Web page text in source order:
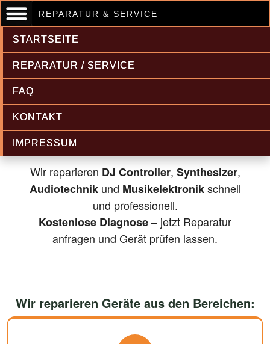
REPARATUR & SERVICE
STARTSEITE
REPARATUR / SERVICE
FAQ
KONTAKT
IMPRESSUM
Musikelektronik & Audiotechnik
Reparatur
Wir reparieren DJ Controller, Synthesizer,
Audiotechnikund Musikelektronikschnell
und professionell.
Kostenlose Diagnose– jetzt Reparatur
anfragen und Gerät prüfen lassen.
Wir reparieren Geräte aus den Bereichen: